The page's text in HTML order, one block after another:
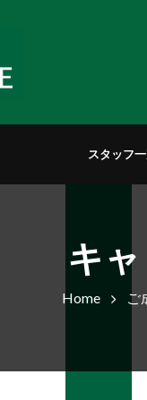
スタッフ
キ
Home ご